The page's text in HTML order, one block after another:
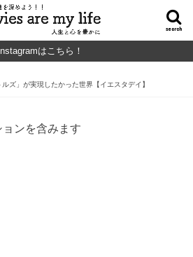
search
Instagramはこちら！
ズ」が実現したかった世界【イエスタデイ】
ンを含みます